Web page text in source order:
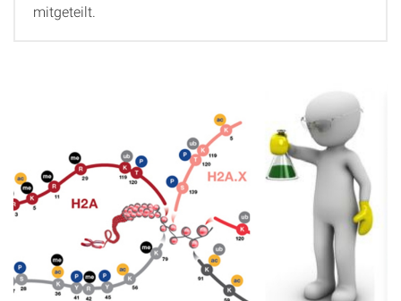
mitgeteilt.